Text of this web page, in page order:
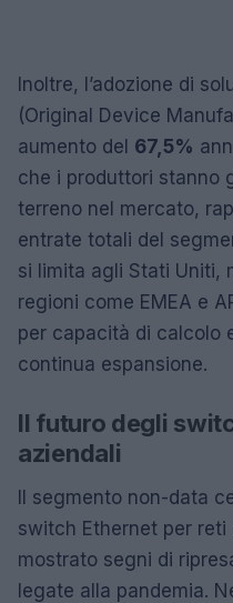
Inoltre, l’adozione di
(Original Device
aumento del 67,5%
che i produttori stanno
terreno nel mercato,
entrate totali del
si limita agli Stati Uniti,
regioni come EMEA e
per capacità di calcolo
continua espansione.
Il futuro degli
aziendali
Il segmento non-data
switch Ethernet per reti
mostrato segni di
legate alla pandemia.